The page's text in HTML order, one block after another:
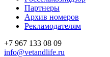
Партнеры
Архив номеров
Рекламодателям
+7 967 133 08 09
info@vetandlife.ru